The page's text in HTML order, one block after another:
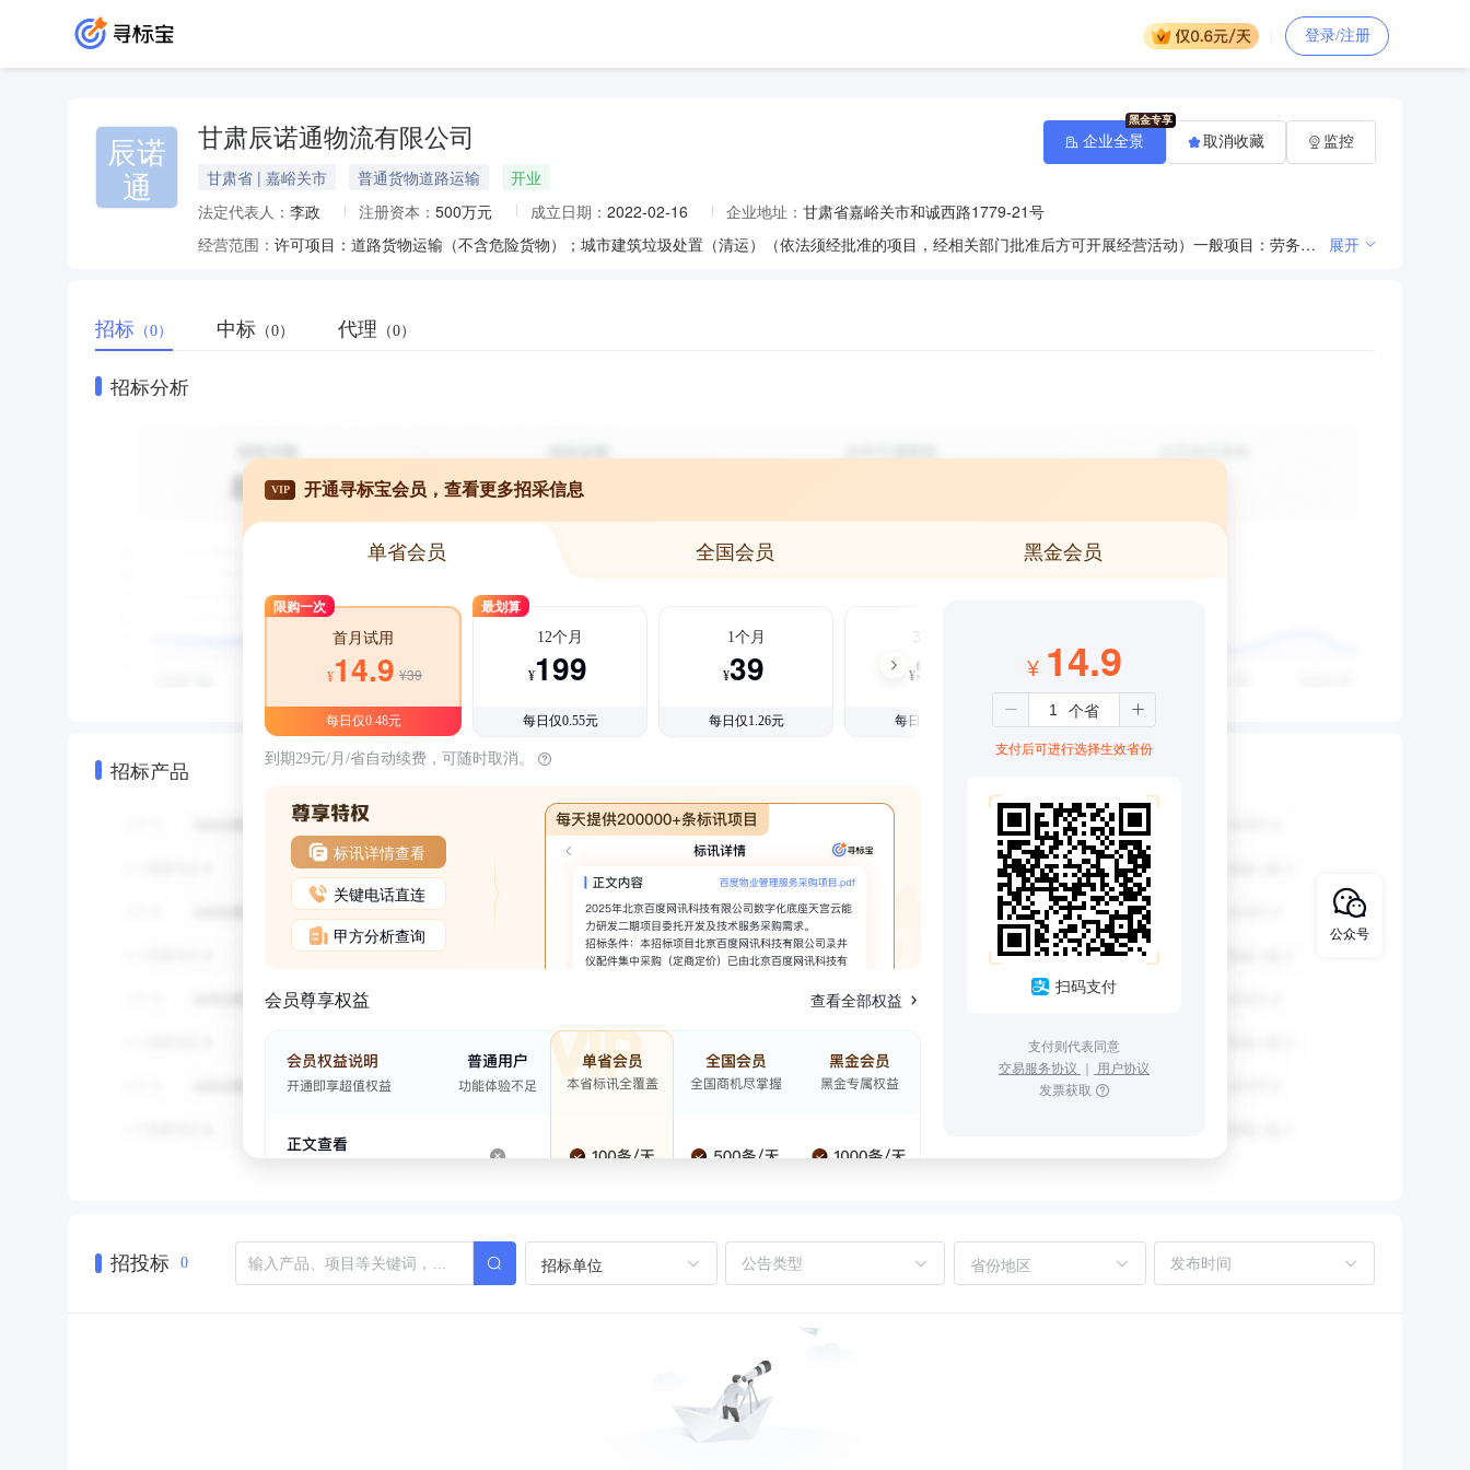
登录/注册
辰诺
通
甘肃辰诺通物流有限公司
甘肃省 | 嘉峪关市 普通货物道路运输
开业
法定代表人： 李政 注册资本： 500万元 成立日期： 2022-02-16 企业地址： 甘肃省嘉峪关市和诚西路1779-21号
经营范围：
许可项目：道路货物运输（不含危险货物）；城市建筑垃圾处置（清运）（依法须经批准的项目，经相关部门批准后方可开展经营活动）一般项目：劳务服务（不含劳务派遣）；汽车拖车、求援、清障服务；机械设备租赁；租赁服务（不含许可类租赁服务）；煤炭及制品销售；矿产资源储量评估服务；非金属矿及制品销售；金属矿石销售；装卸搬运；普通货物仓储服务（不含危险化学品等需许可审批的项目）；仓储设备租赁服务；信息咨询服务（不含许可类信息咨询服务）；小微型客车租赁经营服务；单位后勤管理服务；金属材料销售；建筑用钢筋产品销售；金属结构销售（除许可业务外，可自主依法经营法律法规非禁止或限制的项目） 展开
企业全景 取消收藏 监控
招标 （0） 中标 （0） 代理 （0）
招标分析
招标产品
VIP 开通寻标宝会员，查看更多招采信息
单省会员 全国会员 黑金会员
限购一次
首月试用
¥14.9 ¥39
每日仅0.48元
最划算
12个月
¥199
每日仅0.55元
1个月
¥39
每日仅1.26元
3个月
¥99
每日仅1.08元
到期29元/月/省自动续费，可随时取消。
标讯详情查看
关键电话直连
甲方分析查询
会员尊享权益 查看全部权益
¥ 14.9
支付后可进行选择生效省份
扫码支付
支付则代表同意
交易服务协议 ｜ 用户协议
发票获取
招投标 0 招标单位 省份地区
公众号